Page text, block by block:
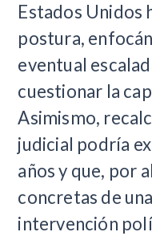
Estados Unidos
postura,
eventual
cuestionar la
Asimismo,
judicial podría
años y que, por
concretas de
intervención